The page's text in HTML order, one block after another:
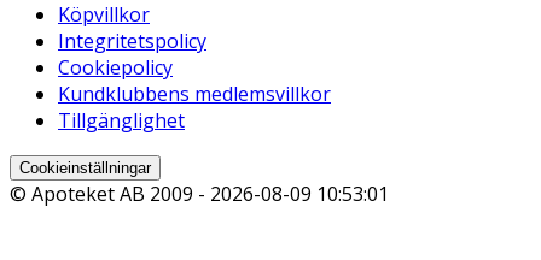
Köpvillkor
Integritetspolicy
Cookiepolicy
Kundklubbens medlemsvillkor
Tillgänglighet
Cookieinställningar
© Apoteket AB 2009 - 2026-08-09 10:53:01